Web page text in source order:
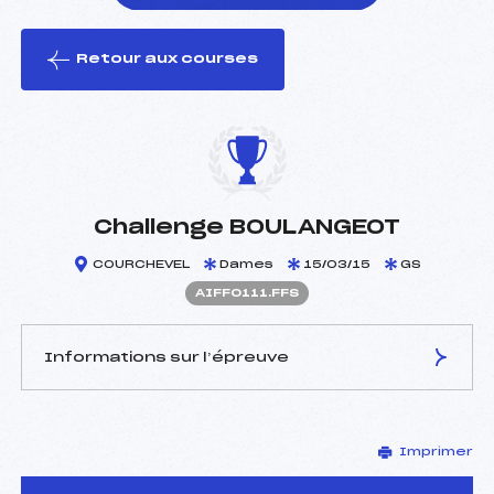
le ski
Retour aux courses
Challenge BOULANGEOT
COURCHEVEL Dames 15/03/15 GS
AIFF0111.FFS
Informations sur l’épreuve
LEBOULLENGER DENIS
(IF)
Imprimer